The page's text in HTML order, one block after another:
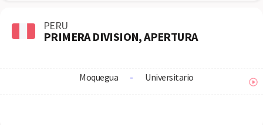
PERU
PRIMERA DIVISION, APERTURA
Moquegua - Universitario